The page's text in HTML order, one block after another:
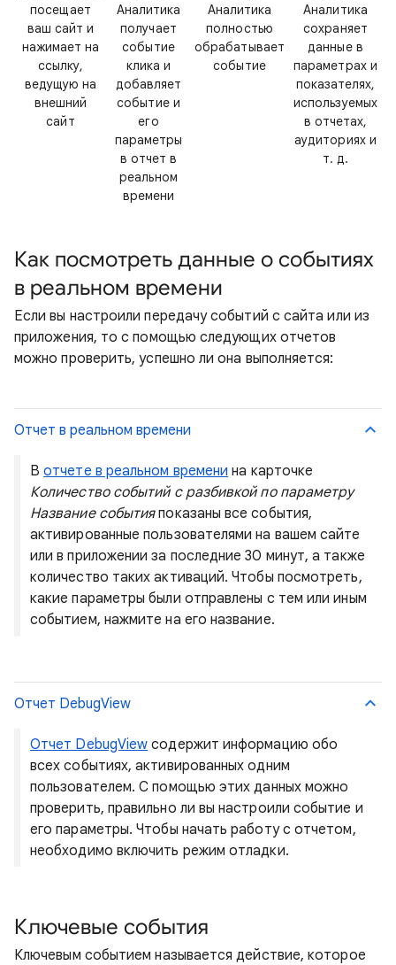
посещает
ваш сайт и
нажимает на
ссылку,
ведущую на
внешний
сайт
Аналитика
получает
событие
клика и
добавляет
событие и
его
параметры
в отчет в
реальном
времени
Аналитика
полностью
обрабатывает
событие
Аналитика
сохраняет
данные в
параметрах и
показателях,
используемых
в отчетах,
аудиториях и
т. д.
Как посмотреть данные о событиях
в реальном времени
Если вы настроили передачу событий с сайта или из
приложения, то с помощью следующих отчетов
можно проверить, успешно ли она выполняется:
Отчет в реальном времени
Вотчете в реальном времени на карточке
Количество событий с разбивкой по параметру
Название событияпоказаны все события,
активированные пользователями на вашем сайте
или в приложении за последние 30 минут, а также
количество таких активаций. Чтобы посмотреть,
какие параметры были отправлены с тем или иным
событием, нажмите на его название.
Отчет DebugView
Отчет DebugView содержит информацию обо
всех событиях, активированных одним
пользователем. С помощью этих данных можно
проверить, правильно ли вы настроили событие и
его параметры. Чтобы начать работу с отчетом,
необходимо включить режим отладки.
Ключевые события
Ключевым событием называется действие, которое